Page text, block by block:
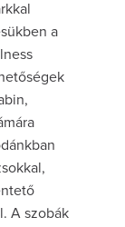
a
A szobák